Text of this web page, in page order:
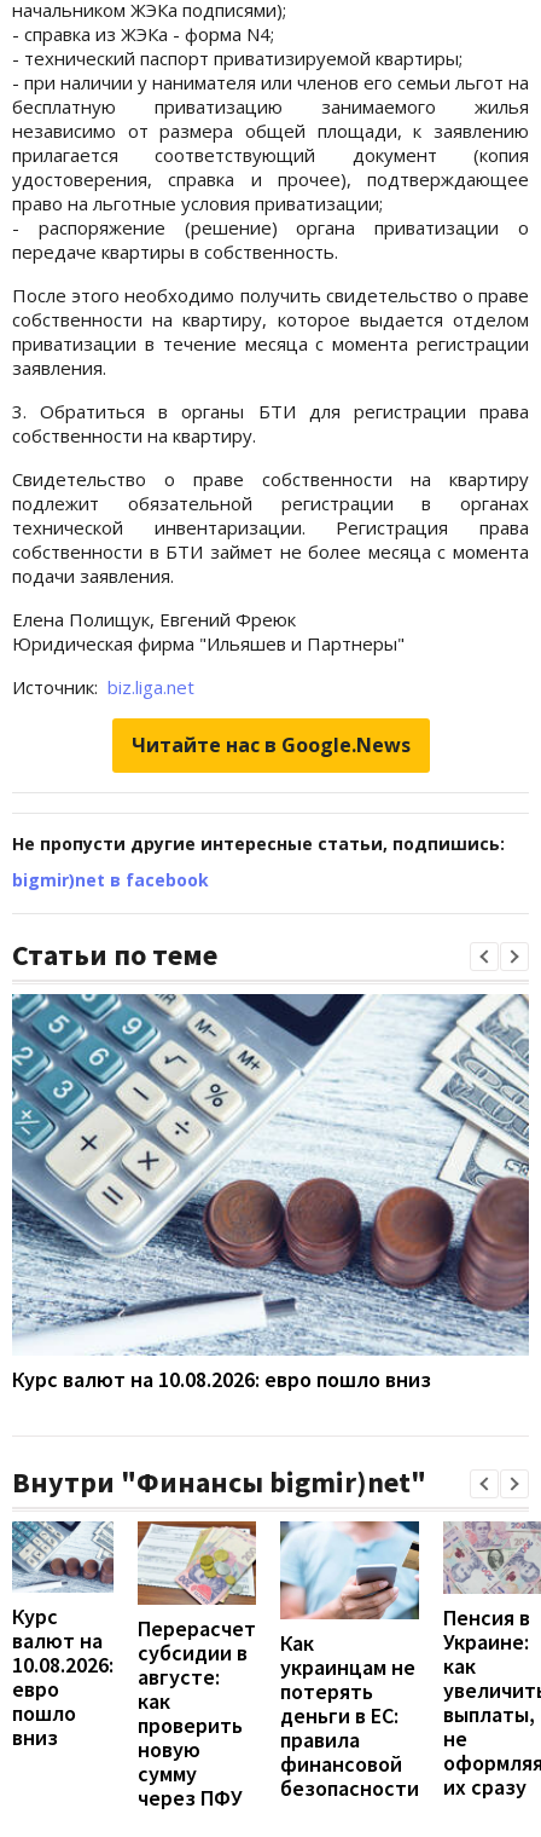
начальником ЖЭКа подписями);
- справка из ЖЭКа - форма N4;
- технический паспорт приватизируемой квартиры;
- при наличии у нанимателя или членов его семьи льгот на
бесплатную приватизацию занимаемого жилья
независимо от размера общей площади, к заявлению
прилагается соответствующий документ (копия
удостоверения, справка и прочее), подтверждающее
право на льготные условия приватизации;
- распоряжение (решение) органа приватизации о
передаче квартиры в собственность.
После этого необходимо получить свидетельство о праве
собственности на квартиру, которое выдается отделом
приватизации в течение месяца с момента регистрации
заявления.
3. Обратиться в органы БТИ для регистрации права
собственности на квартиру.
Свидетельство о праве собственности на квартиру
подлежит обязательной регистрации в органах
технической инвентаризации. Регистрация права
собственности в БТИ займет не более месяца с момента
подачи заявления.
Елена Полищук, Евгений Фреюк
Юридическая фирма "Ильяшев и Партнеры"
Источник: biz.liga.net
Читайте нас в Google.News
Не пропусти другие интересные статьи, подпишись:
bigmir)net в facebook
Статьи по теме
Курс валют на 10.08.2026: евро пошло вниз
Внутри "Финансы bigmir)net"
Курс
валют на
10.08.2026:
евро
пошло
вниз
Перерасчет
субсидии в
августе:
как
проверить
новую
сумму
через ПФУ
Как
украинцам не
потерять
деньги в ЕС:
правила
финансовой
безопасности
Пенсия в
Украине:
как
выплаты,
не
их сразу